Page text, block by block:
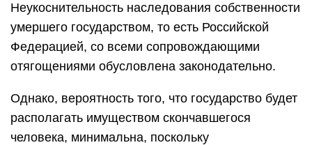
Неукоснительность наследования собственности
умершего государством, то есть Российской
Федерацией, со всеми сопровождающими
отягощениями обусловлена законодательно.
Однако, вероятность того, что государство будет
располагать имуществом скончавшегося
человека, минимальна, поскольку